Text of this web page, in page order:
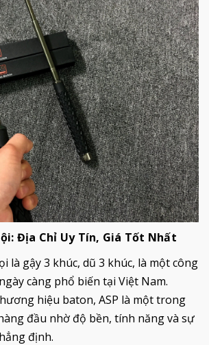
Địa Chỉ Uy Tín, Giá Tốt Nhất
là gậy 3 khúc, dũ 3 khúc, là một công
càng phổ biến tại Việt Nam.
hiệu baton, ASP là một trong
đầu nhờ độ bền, tính năng và sự
định.